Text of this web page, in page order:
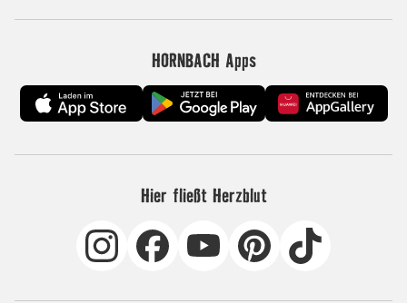
HORNBACH Apps
Hier fließt Herzblut